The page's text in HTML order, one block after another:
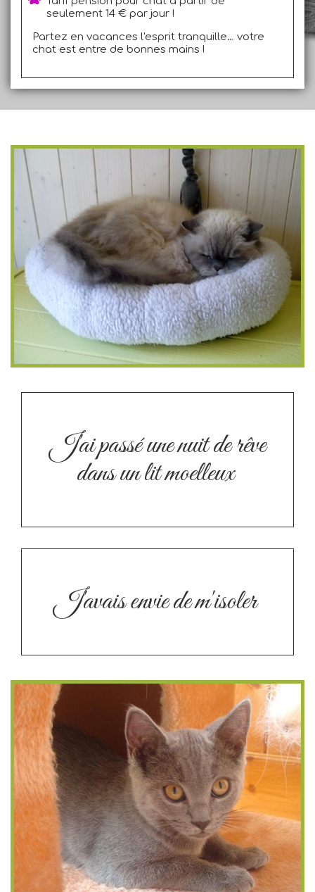
seulement 14 € par jour !
Partez en vacances l'esprit tranquille… votre
chat est entre de bonnes mains !
J'ai passé une nuit de rêve
dans un lit moelleux
J'avais envie de m'isoler